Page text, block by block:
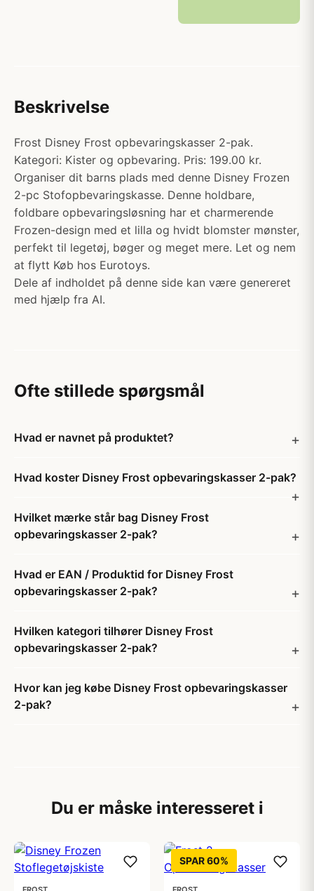
Beskrivelse
Frost Disney Frost opbevaringskasser 2-pak.
Kategori: Kister og opbevaring. Pris: 199.00 kr.
Organiser dit barns plads med denne Disney Frozen
2-pc Stofopbevaringskasse. Denne holdbare,
foldbare opbevaringsløsning har et charmerende
Frozen-design med et lilla og hvidt blomster mønster,
perfekt til legetøj, bøger og meget mere. Let og nem
at flytt Køb hos Eurotoys.
Dele af indholdet på denne side kan være genereret
med hjælp fra AI.
Ofte stillede spørgsmål
Hvad er navnet på produktet?
Hvad koster Disney Frost opbevaringskasser 2-pak?
Hvilket mærke står bag Disney Frost
opbevaringskasser 2-pak?
Hvad er EAN / Produktid for Disney Frost
opbevaringskasser 2-pak?
Hvilken kategori tilhører Disney Frost
opbevaringskasser 2-pak?
Hvor kan jeg købe Disney Frost opbevaringskasser
2-pak?
Du er måske interesseret i
SPAR 60%